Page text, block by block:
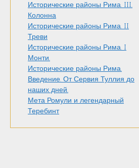
Исторические районы Рима. III.
Колонна
Исторические районы Рима. II
Треви
Исторические районы Рима. I
Монти.
Исторические районы Рима.
Введение. От Сервия Туллия до
наших дней.
Мета Ромули и легендарный
Теребинт